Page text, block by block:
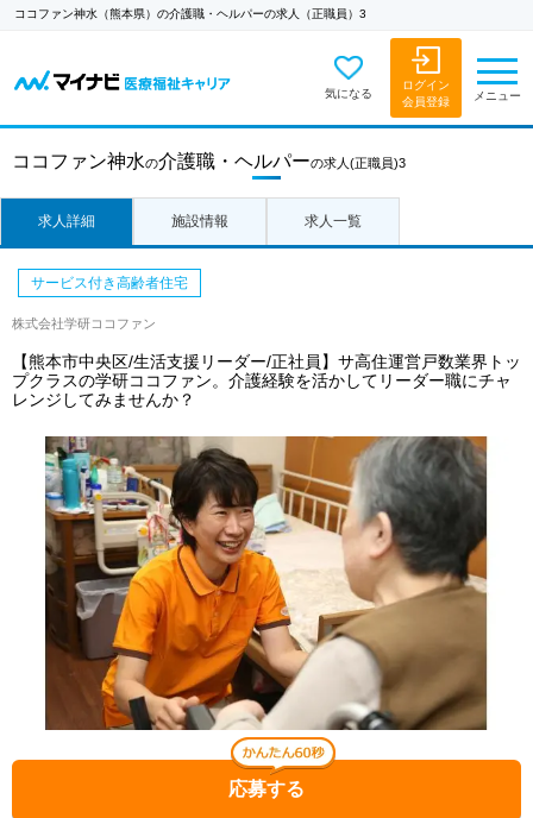
ココファン神水（熊本県）の介護職・ヘルパーの求人（正職員）3
気になる
ログイン
会員登録
メニュー
ココファン神水の介護職・ヘルパーの求人 (正職員)3
求人詳細 施設情報 求人一覧
応募する
サービス付き高齢者住宅
株式会社学研ココファン
【熊本市中央区/生活支援リーダー/正社員】サ高住運営戸数業界トッ
プクラスの学研ココファン。介護経験を活かしてリーダー職にチャ
レンジしてみませんか？